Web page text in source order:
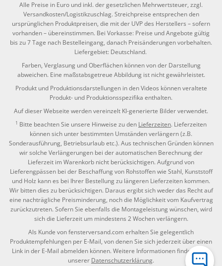
Alle Preise in Euro und inkl. der gesetzlichen Mehrwertsteuer, zzgl.
Versandkosten/Logistikzuschlag. Streichpreise entsprechen den
ursprünglichen Produktpreisen, die mit der UVP des Herstellers – sofern
vorhanden – übereinstimmen. Bei Vorkasse: Preise und Angebote gültig
bis zu 7 Tage nach Bestelleingang, danach Preisänderungen vorbehalten.
Liefergebiet: Deutschland.
Farben, Verglasung und Oberflächen können von der Darstellung
abweichen. Eine maßstabsgetreue Abbildung ist nicht gewährleistet.
Produkt und Produktionsdarstellungen in den Videos können veraltete
Produkt- und Produktionsspezifika enthalten.
Auf dieser Webseite werden vereinzelt KI-generierte Bilder verwendet.
1 Bitte beachten Sie unsere Hinweise zu den Lieferzeiten. Lieferzeiten
können sich unter bestimmten Umständen verlängern (z.B.
Sonderausführung, Betriebsurlaub etc.). Aus technischen Gründen können
wir solche Verlängerungen bei der automatischen Berechnung der
Lieferzeit im Warenkorb nicht berücksichtigen. Aufgrund von
Lieferengpässen bei der Beschaffung von Rohstoffen wie Stahl, Kunststoff
und Holz kann es bei Ihrer Bestellung zu längeren Lieferzeiten kommen.
Wir bitten dies zu berücksichtigen. Daraus ergibt sich weder das Recht auf
eine nachträgliche Preisminderung, noch die Möglichkeit vom Kaufvertrag
zurückzutreten. Sofern Sie ebenfalls die Montageleistung wünschen, wird
sich die Lieferzeit um mindestens 2 Wochen verlängern.
Als Kunde von fensterversand.com erhalten Sie gelegentlich
Produktempfehlungen per E-Mail, von denen Sie sich jederzeit über einen
Link in der E-Mail abmelden können. Weitere Informationen finden Sie in
unserer Datenschutzerklärung.